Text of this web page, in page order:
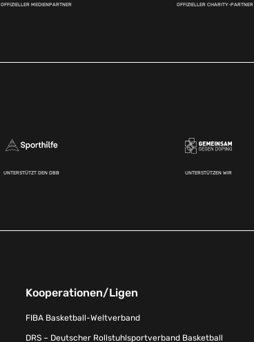
OFFIZIELLER MEDIENPARTNER OFFIZIELLER CHARITY-PARTNER
UNTERSTÜTZT DEN DBB UNTERSTÜTZEN WIR
Kooperationen/Ligen
FIBA Basketball-Weltverband
DRS – Deutscher Rollstuhlsportverband Basketball